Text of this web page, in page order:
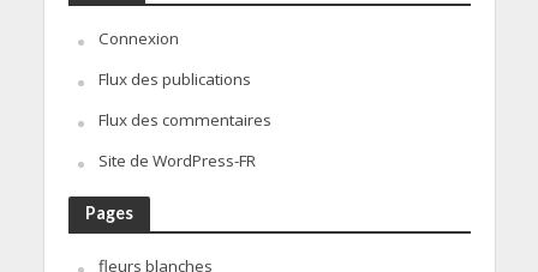
Connexion
Flux des publications
Flux des commentaires
Site de WordPress-FR
Pages
fleurs blanches